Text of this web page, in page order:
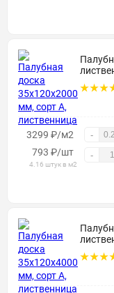
3299 ₽/м2 -
793 ₽/шт
4.16 штук в м2
-